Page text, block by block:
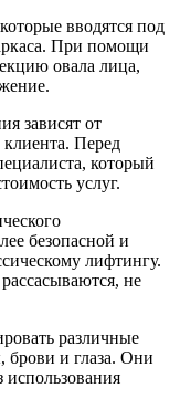
вводятся под
При помощи
овала лица,
зависят от
Перед
который
услуг.
безопасной и
лифтингу.
не
различные
брови и глаза. Они
использования